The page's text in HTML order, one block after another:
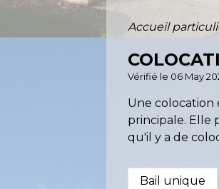
Accueil
Vérifié le 06 May
Une colocation
principale. Elle
qu'il y a de
Bail unique